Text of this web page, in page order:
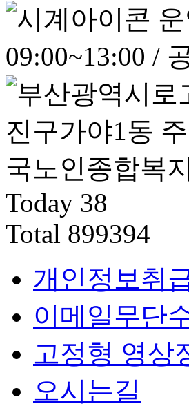
09:00~13:00 /
Today 38
Total 899394
개인정보취
이메일무단
고정형 영상
오시는길